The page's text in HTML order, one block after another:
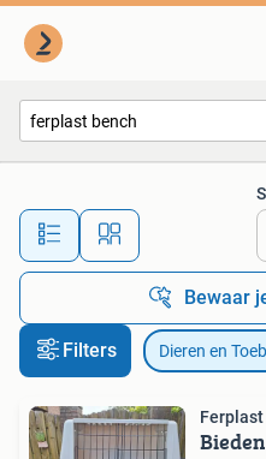
Alle
Bewaar
Filters Dieren en
Bieden